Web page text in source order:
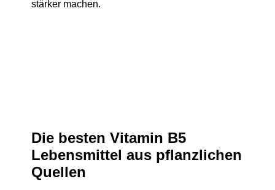
stärker machen.
Die besten Vitamin B5
Lebensmittel aus pflanzlichen
Quellen